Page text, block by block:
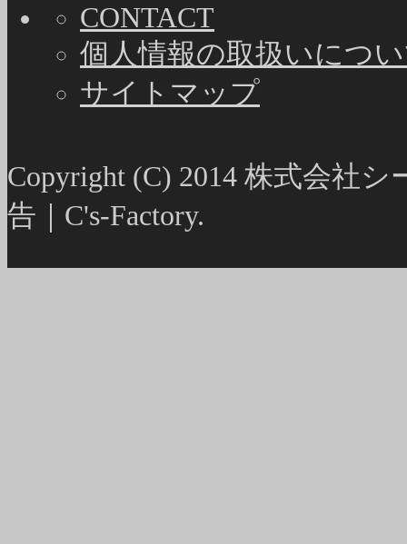
CONTACT
個人情報の取扱いにつ
サイトマップ
Copyright (C) 2014 株式会社
告｜C's-Factory.